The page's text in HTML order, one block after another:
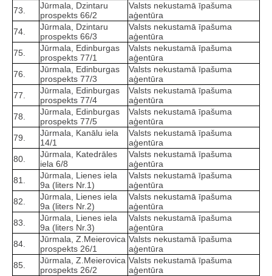
73.
Jūrmala, Dzintaru
prospekts 66/2
Valsts nekustamā īpašuma
aģentūra
74.
Jūrmala, Dzintaru
prospekts 66/3
Valsts nekustamā īpašuma
aģentūra
75.
Jūrmala, Edinburgas
prospekts 77/1
Valsts nekustamā īpašuma
aģentūra
76.
Jūrmala, Edinburgas
prospekts 77/3
Valsts nekustamā īpašuma
aģentūra
77.
Jūrmala, Edinburgas
prospekts 77/4
Valsts nekustamā īpašuma
aģentūra
78.
Jūrmala, Edinburgas
prospekts 77/5
Valsts nekustamā īpašuma
aģentūra
79.
Jūrmala, Kanālu iela
14/1
Valsts nekustamā īpašuma
aģentūra
80.
Jūrmala, Katedrāles
iela 6/8
Valsts nekustamā īpašuma
aģentūra
81.
Jūrmala, Lienes iela
9a (liters Nr.1)
Valsts nekustamā īpašuma
aģentūra
82.
Jūrmala, Lienes iela
9a (liters Nr.2)
Valsts nekustamā īpašuma
aģentūra
83.
Jūrmala, Lienes iela
9a (liters Nr.3)
Valsts nekustamā īpašuma
aģentūra
84.
Jūrmala, Z.Meierovica
prospekts 26/1
Valsts nekustamā īpašuma
aģentūra
85.
Jūrmala, Z.Meierovica
prospekts 26/2
Valsts nekustamā īpašuma
aģentūra